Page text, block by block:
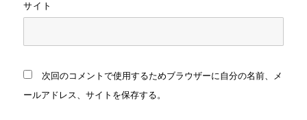
サイト
次回のコメントで使用するためブラウザーに自分の名前、メ
ールアドレス、サイトを保存する。